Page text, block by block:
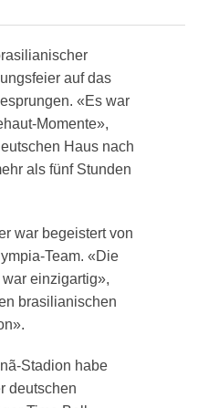
auf das
«Es war
Momente»,
Haus nach
als fünf Stunden
war begeistert von
Team. «Die
einzigartig»,
brasilianischen
Stadion habe
deutschen